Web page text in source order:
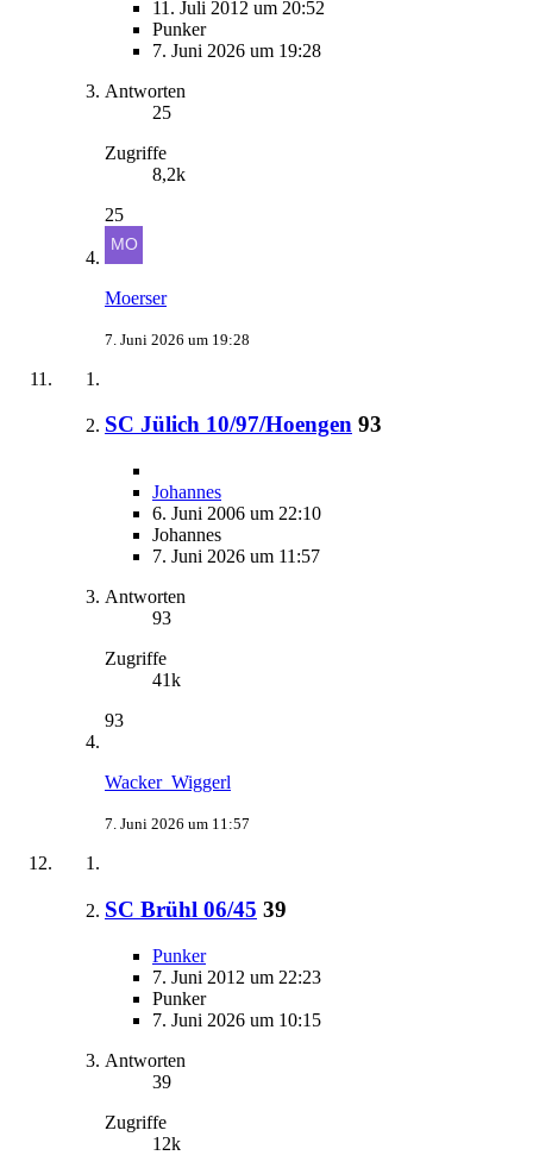
11. Juli 2012 um 20:52
Punker
7. Juni 2026 um 19:28
Antworten
25
Zugriffe
8,2k
25
Moerser
7. Juni 2026 um 19:28
SC Jülich 10/97/Hoengen 93
Johannes
6. Juni 2006 um 22:10
Johannes
7. Juni 2026 um 11:57
Antworten
93
Zugriffe
41k
93
Wacker_Wiggerl
7. Juni 2026 um 11:57
SC Brühl 06/45 39
Punker
7. Juni 2012 um 22:23
Punker
7. Juni 2026 um 10:15
Antworten
39
Zugriffe
12k